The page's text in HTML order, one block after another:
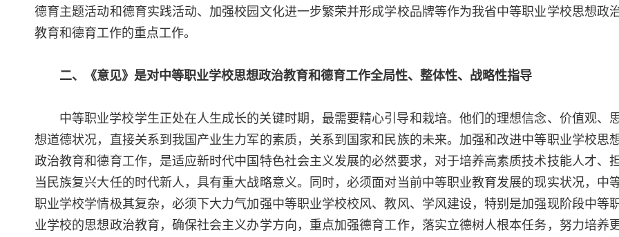
德育主题活动和德育实践活动、加强校园文化进一步繁荣并形成学校品牌等作为我省中等职业学校思想政
教育和德育工作的重点工作。
二、《意见》是对中等职业学校思想政治教育和德育工作全局性、整体性、战略性指导
中等职业学校学生正处在人生成长的关键时期，最需要精心引导和栽培。他们的理想信念、价值观、
想道德状况，直接关系到我国产业生力军的素质，关系到国家和民族的未来。加强和改进中等职业学校思
政治教育和德育工作，是适应新时代中国特色社会主义发展的必然要求，对于培养高素质技术技能人才、
当民族复兴大任的时代新人，具有重大战略意义。同时，必须面对当前中等职业教育发展的现实状况，中
职业学校学情极其复杂，必须下大力气加强中等职业学校校风、教风、学风建设，特别是加强现阶段中等
业学校的思想政治教育，确保社会主义办学方向，重点加强德育工作，落实立德树人根本任务，努力培养